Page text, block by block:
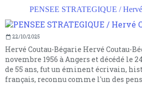
PENSEE STRATEGIQUE /
22/10/2025
Hervé Coutau-Bégarie Hervé Coutau-
novembre 1956 à Angers et décédé le
de 55 ans, fut un éminent écrivain,
français, reconnu comme l'un des